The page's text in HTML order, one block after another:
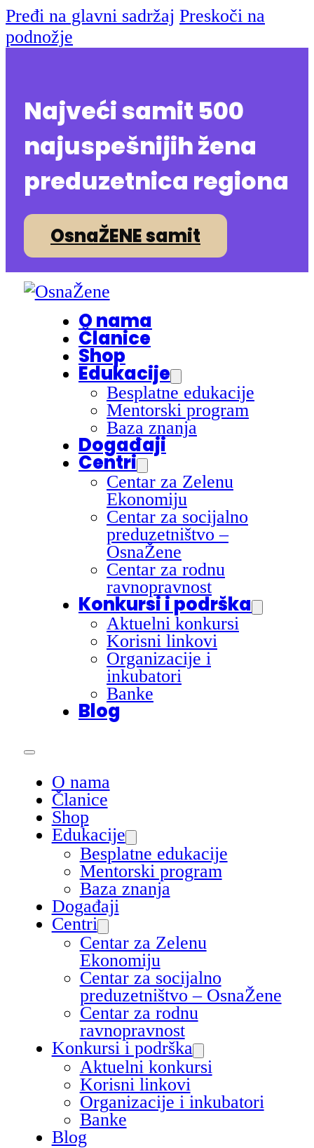
Pređi na glavni sadržaj Preskoči na
podnožje
Najveći samit 500
najuspešnijih žena
preduzetnica regiona
OsnaŽENE samit
O nama
Članice
Shop
Edukacije
Besplatne edukacije
Mentorski program
Baza znanja
Događaji
Centri
Centar za Zelenu
Ekonomiju
Centar za socijalno
preduzetništvo –
OsnaŽene
Centar za rodnu
ravnopravnost
Konkursi i podrška
Aktuelni konkursi
Korisni linkovi
Organizacije i
inkubatori
Banke
Blog
O nama
Članice
Shop
Edukacije
Besplatne edukacije
Mentorski program
Baza znanja
Događaji
Centri
Centar za Zelenu
Ekonomiju
Centar za socijalno
preduzetništvo – OsnaŽene
Centar za rodnu
ravnopravnost
Konkursi i podrška
Aktuelni konkursi
Korisni linkovi
Organizacije i inkubatori
Banke
Blog